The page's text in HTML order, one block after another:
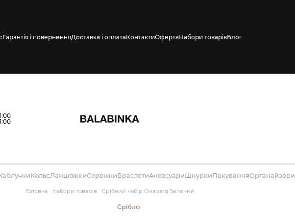
Гарантія і поверненняДоставка і оплатаКонтактиОфертаНабори товарівБлог
КольєЛанцюжкиСережкиБраслетиАксесуариШнуркиПакуванняОрганайзери
Головна Набори товарів Срібний набір Смарагд Зелений
Срібло